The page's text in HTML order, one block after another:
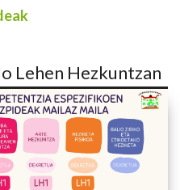
Lehen Hezkuntzan